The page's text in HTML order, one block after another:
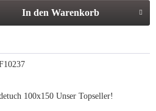
In den Warenkorb
100x150 Unser Topseller!